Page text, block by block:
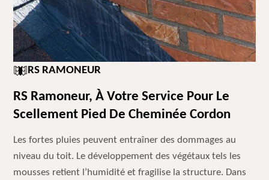
RS RAMONEUR
RS Ramoneur, À Votre Service Pour Le
Scellement Pied De Cheminée Cordon
Les fortes pluies peuvent entraîner des dommages au
niveau du toit. Le développement des végétaux tels les
mousses retient l’humidité et fragilise la structure. Dans